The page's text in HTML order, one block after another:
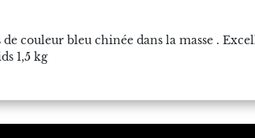
de couleur bleu chinée dans la masse .
1,5 kg